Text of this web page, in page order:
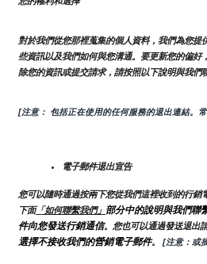
對於我們從您那裡蒐集的個人資料，我們為您提
些資訊以及我們如何與您溝通。要更新您的偏好
除您的資訊或提交請求，請按照以下說明與我們
[注意： 包括正在使用的任何服務的退出連結。
電子郵件退出宣告
您可以隨時通過按兩下您從我們這裡收到的行銷
下面「如何聯繫我們」 部分中的說明與我們聯
件向您發送行銷通信。您也可以通過發送退出
選擇不接收我們的營銷電子郵件。 [注意：或